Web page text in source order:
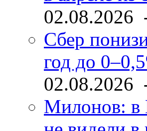
02.08.2026
Сбер
год до
02.08.2026
Милонов: в